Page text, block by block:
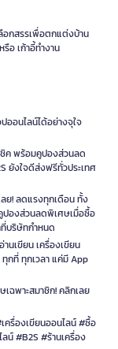
กสรรเพื่อตกแต่งบ้าน
หรือ เก้าอี้ทำงาน
ออนไลน์ได้อย่างจุใจ
ชิค พร้อมคูปองส่วนลด
ยังใจดีส่งฟรีทั่วประเทศ
ย! ลดแรงทุกเดือน ทั้ง
ปองส่วนลดพิเศษเมื่อซื้อ
บริษัทกำหนด
นเขียน เครื่องเขียน
กที่ ทุกเวลา แค่มี App
เฉพาะสมาชิก! คลิกเลย
ครื่องเขียนออนไลน์ #ซื้อ
น์ #B2S #ร้านเครื่อง